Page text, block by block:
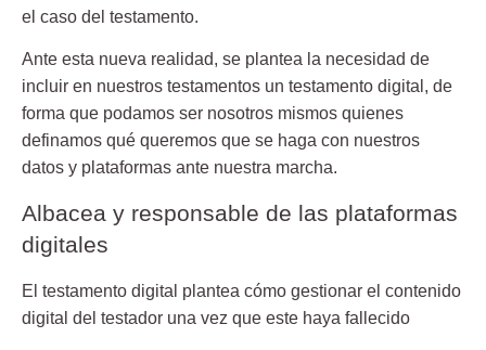
el caso del testamento.
Ante esta nueva realidad, se plantea la necesidad de
incluir en nuestros testamentos un testamento digital, de
forma que podamos ser nosotros mismos quienes
definamos qué queremos que se haga con nuestros
datos y plataformas ante nuestra marcha.
Albacea y responsable de las plataformas
digitales
El testamento digital plantea cómo gestionar el contenido
digital del testador una vez que este haya fallecido